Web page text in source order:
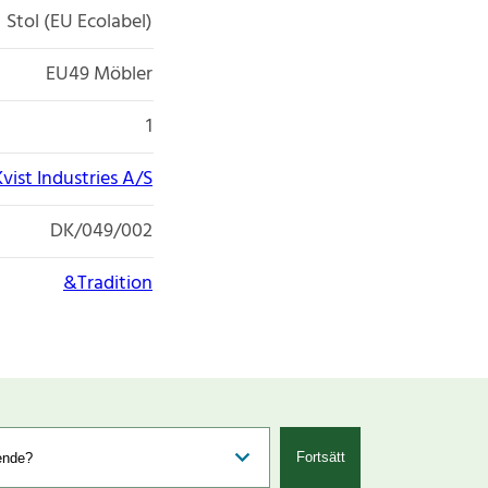
Stol (EU Ecolabel)
EU49 Möbler
1
Industries A/S
DK/049/002
&Tradition
Fortsätt